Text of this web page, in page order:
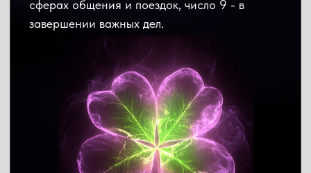
для начинающих инвесторов